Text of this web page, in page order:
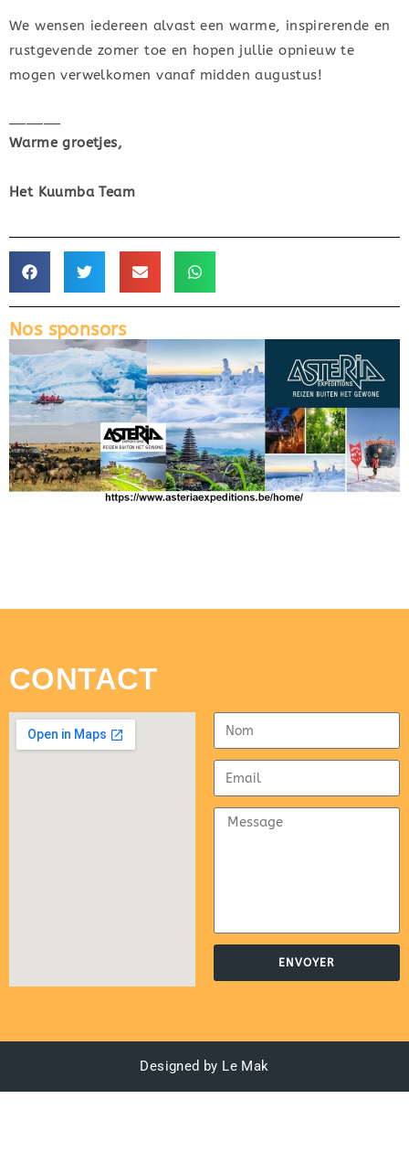
We wensen iedereen alvast een warme, inspirerende en
rustgevende zomer toe en hopen jullie opnieuw te
mogen verwelkomen vanaf midden augustus!
Warme groetjes,
Het Kuumba Team
Nos sponsors
CONTACT
ENVOYER
Designed by Le Mak